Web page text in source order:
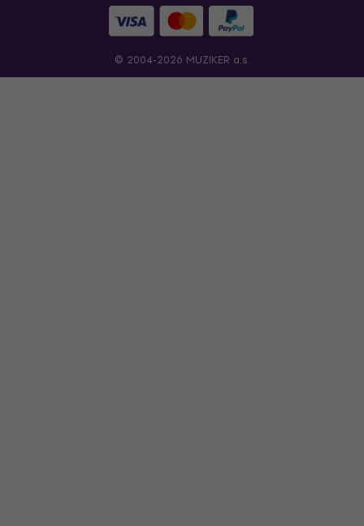
© 2004-2026 MUZIKER a.s.